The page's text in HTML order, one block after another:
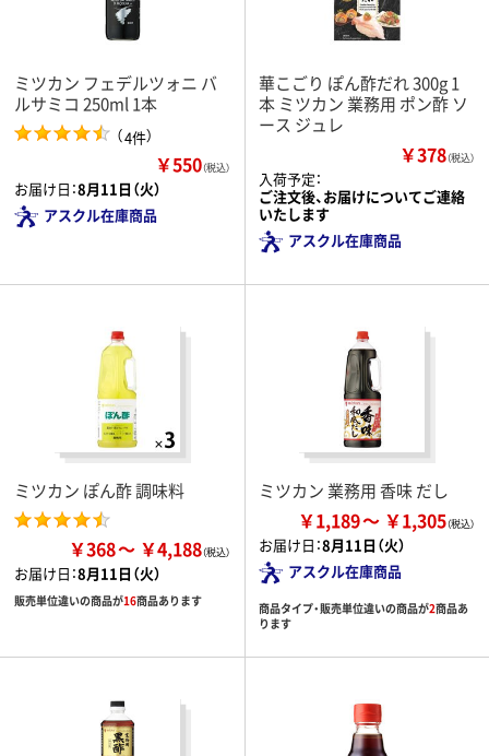
ミツカン フェデルツォニ バ
ルサミコ 250ml 1本
（4件）
￥550（税込）
お届け日：8月11日（火）
アスクル在庫商品
華こごり ぽん酢だれ 300g 1
本 ミツカン 業務用 ポン酢 ソ
ース ジュレ
￥378（税込）
入荷予定：
ご注文後、お届けについてご連絡
いたします
アスクル在庫商品
ミツカン ぽん酢 調味料
￥368 ￥4,188
お届け日：8月11日（火）
販売単位違いの商品が16商品あります
ミツカン 業務用 香味 だし
￥1,189 ￥1,305
お届け日：8月11日（火）
アスクル在庫商品
商品タイプ・販売単位違いの商品が2商品あ
ります